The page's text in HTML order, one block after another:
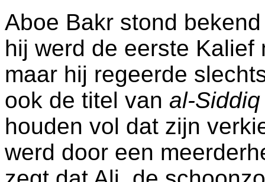
Aboe Bakr stond
hij werd de eerste
maar hij regeerde
ook de titel van al-Siddiq
houden vol dat zijn
werd door een